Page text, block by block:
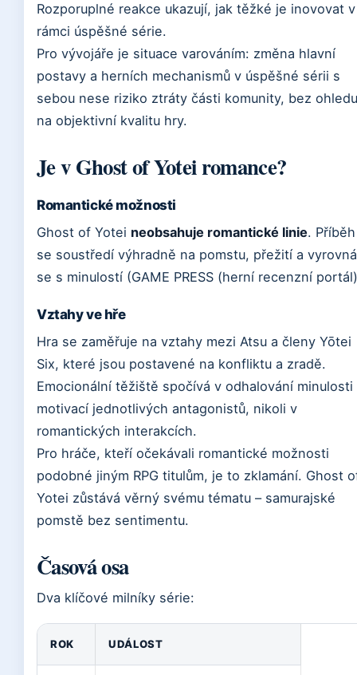
Rozporuplné reakce ukazují, jak těžké je inovovat v
rámci úspěšné série.
Pro vývojáře je situace varováním: změna hlavní
postavy a herních mechanismů v úspěšné sérii s
sebou nese riziko ztráty části komunity, bez ohledu
na objektivní kvalitu hry.
Je v Ghost of Yotei romance?
Romantické možnosti
Ghost of Yotei neobsahuje romantické linie. Příběh
se soustředí výhradně na pomstu, přežití a
se s minulostí (GAME PRESS (herní recenzní
Vztahy ve hře
Hra se zaměřuje na vztahy mezi Atsu a členy Yōtei
Six, které jsou postavené na konfliktu a zradě.
Emocionální těžiště spočívá v odhalování minulosti
motivací jednotlivých antagonistů, nikoli v
romantických interakcích.
Pro hráče, kteří očekávali romantické možnosti
podobné jiným RPG titulům, je to zklamání. Ghost
Yotei zůstává věrný svému tématu – samurajské
pomstě bez sentimentu.
Časová osa
Dva klíčové milníky série:
ROK UDÁLOST